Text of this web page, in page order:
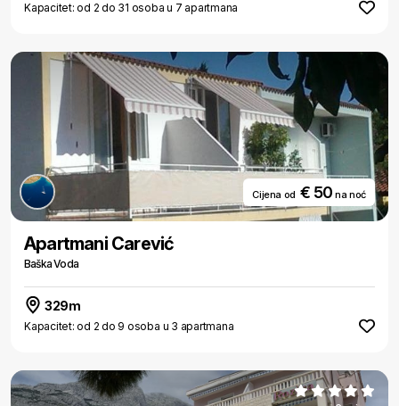
Kapacitet: od 2 do 31 osoba u 7 apartmana
Cijena od € 50na noć
Apartmani Carević
Baška Voda
329m
Kapacitet: od 2 do 9 osoba u 3 apartmana